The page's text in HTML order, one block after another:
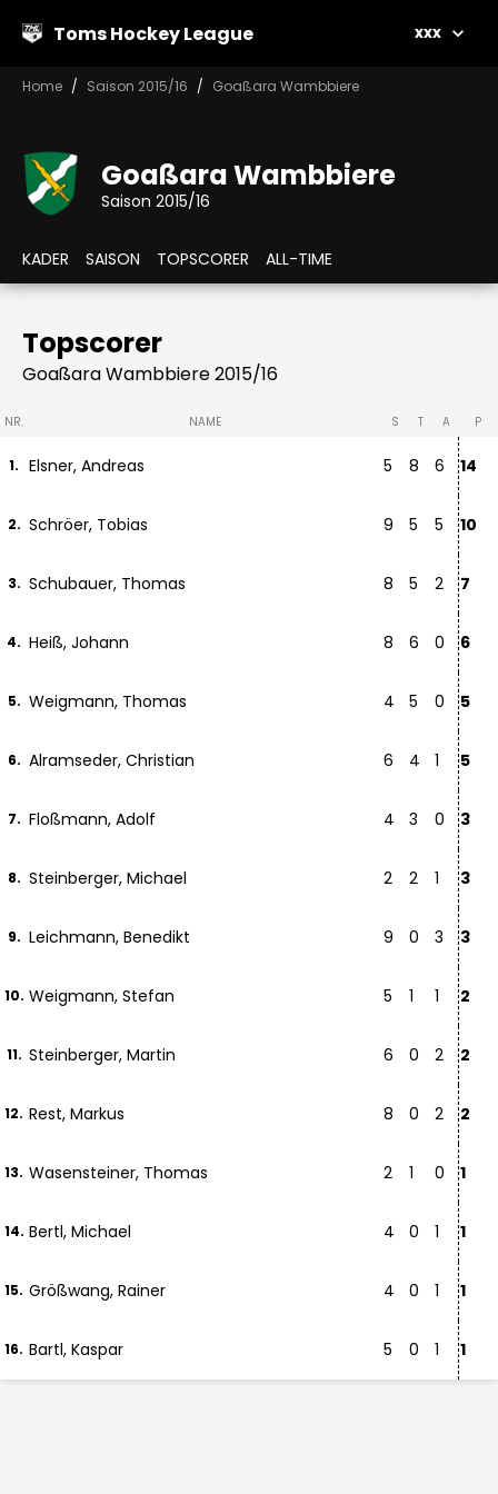
Toms Hockey League xxx
Home Saison 2015/16 Goaßara Wambbiere
Goaßara Wambbiere
Saison 2015/16
KADER SAISON TOPSCORER ALL-TIME
Topscorer
Goaßara Wambbiere 2015/16
NR. NAME S T A P
1. Elsner, Andreas 5 8 6 14
2. Schröer, Tobias 9 5 5 10
3. Schubauer, Thomas 8 5 2 7
4. Heiß, Johann 8 6 0 6
5. Weigmann, Thomas 4 5 0 5
6. Alramseder, Christian 6 4 1 5
7. Floßmann, Adolf 4 3 0 3
8. Steinberger, Michael 2 2 1 3
9. Leichmann, Benedikt 9 0 3 3
10. Weigmann, Stefan 5 1 1 2
11. Steinberger, Martin 6 0 2 2
12. Rest, Markus 8 0 2 2
13. Wasensteiner, Thomas 2 1 0 1
14. Bertl, Michael 4 0 1 1
15. Größwang, Rainer 4 0 1 1
16. Bartl, Kaspar 5 0 1 1